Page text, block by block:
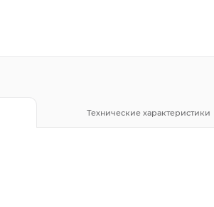
Технические характеристики